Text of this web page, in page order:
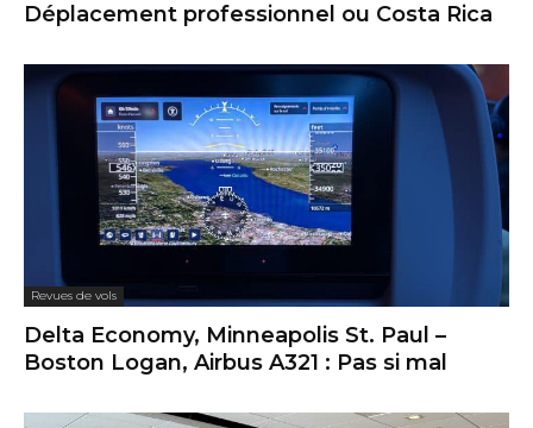
Déplacement professionnel ou Costa Rica
Revues de vols
Delta Economy, Minneapolis St. Paul –
Boston Logan, Airbus A321 : Pas si mal